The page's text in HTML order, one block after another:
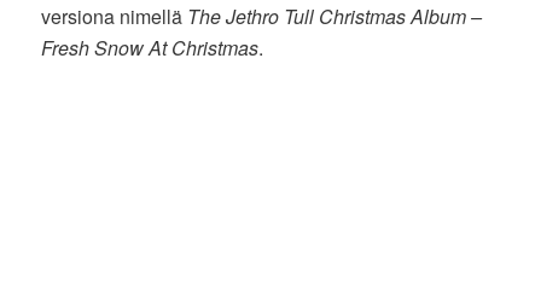
versiona nimellä The Jethro Tull Christmas Album –
Fresh Snow At Christmas.